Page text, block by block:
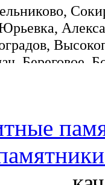
Береговое,
Машевка,